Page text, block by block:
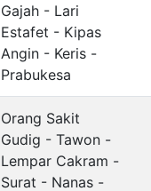
Gajah - Lari
Estafet - Kipas
Angin - Keris -
Prabukesa
Orang Sakit
Gudig - Tawon -
Lempar Cakram -
Surat - Nanas -